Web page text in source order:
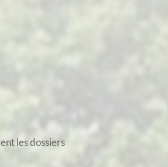
les dossiers